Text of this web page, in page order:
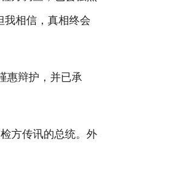
我相信，真相终会
惠辩护，并已承
方传讯的总统。外